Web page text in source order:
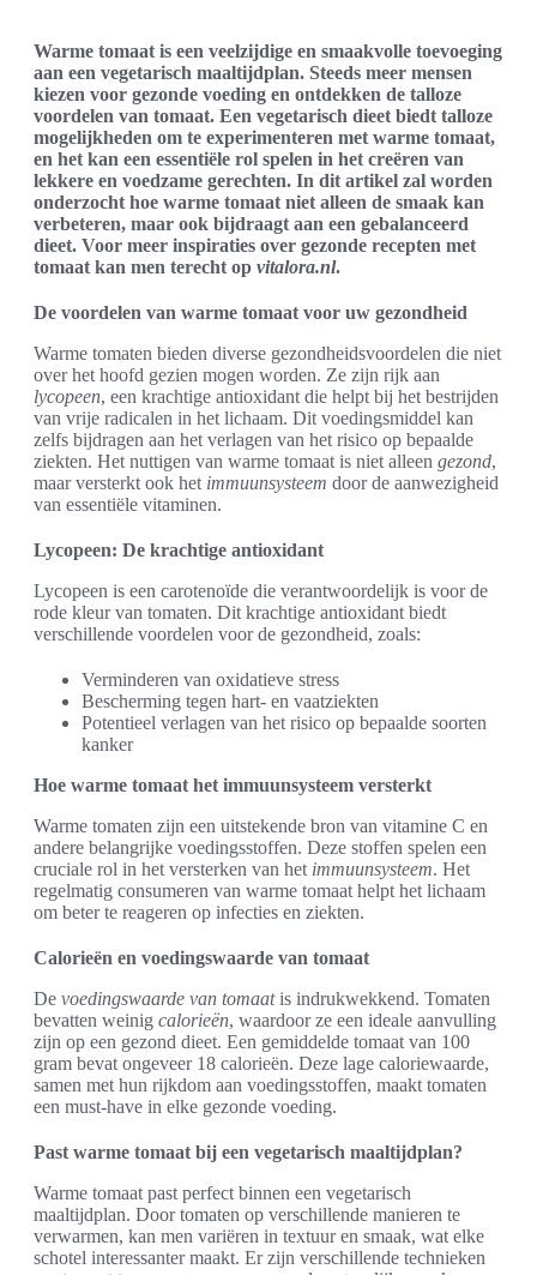
Warme tomaat is een veelzijdige en smaakvolle toevoeging
aan een vegetarisch maaltijdplan. Steeds meer mensen
kiezen voor gezonde voeding en ontdekken de talloze
voordelen van tomaat. Een vegetarisch dieet biedt talloze
mogelijkheden om te experimenteren met warme tomaat,
en het kan een essentiële rol spelen in het creëren van
lekkere en voedzame gerechten. In dit artikel zal worden
onderzocht hoe warme tomaat niet alleen de smaak kan
verbeteren, maar ook bijdraagt aan een gebalanceerd
dieet. Voor meer inspiraties over gezonde recepten met
tomaat kan men terecht op vitalora.nl.
De voordelen van warme tomaat voor uw gezondheid
Warme tomaten bieden diverse gezondheidsvoordelen die niet
over het hoofd gezien mogen worden. Ze zijn rijk aan
lycopeen, een krachtige antioxidant die helpt bij het bestrijden
van vrije radicalen in het lichaam. Dit voedingsmiddel kan
zelfs bijdragen aan het verlagen van het risico op bepaalde
ziekten. Het nuttigen van warme tomaat is niet alleen gezond,
maar versterkt ook het immuunsysteem door de aanwezigheid
van essentiële vitaminen.
Lycopeen: De krachtige antioxidant
Lycopeen is een carotenoïde die verantwoordelijk is voor de
rode kleur van tomaten. Dit krachtige antioxidant biedt
verschillende voordelen voor de gezondheid, zoals:
Verminderen van oxidatieve stress
Bescherming tegen hart- en vaatziekten
Potentieel verlagen van het risico op bepaalde soorten
kanker
Hoe warme tomaat het immuunsysteem versterkt
Warme tomaten zijn een uitstekende bron van vitamine C en
andere belangrijke voedingsstoffen. Deze stoffen spelen een
cruciale rol in het versterken van het immuunsysteem. Het
regelmatig consumeren van warme tomaat helpt het lichaam
om beter te reageren op infecties en ziekten.
Calorieën en voedingswaarde van tomaat
De voedingswaarde van tomaatis indrukwekkend. Tomaten
bevatten weinig calorieën, waardoor ze een ideale aanvulling
zijn op een gezond dieet. Een gemiddelde tomaat van 100
gram bevat ongeveer 18 calorieën. Deze lage caloriewaarde,
samen met hun rijkdom aan voedingsstoffen, maakt tomaten
een must-have in elke gezonde voeding.
Past warme tomaat bij een vegetarisch maaltijdplan?
Warme tomaat past perfect binnen een vegetarisch
maaltijdplan. Door tomaten op verschillende manieren te
verwarmen, kan men variëren in textuur en smaak, wat elke
schotel interessanter maakt. Er zijn verschillende technieken